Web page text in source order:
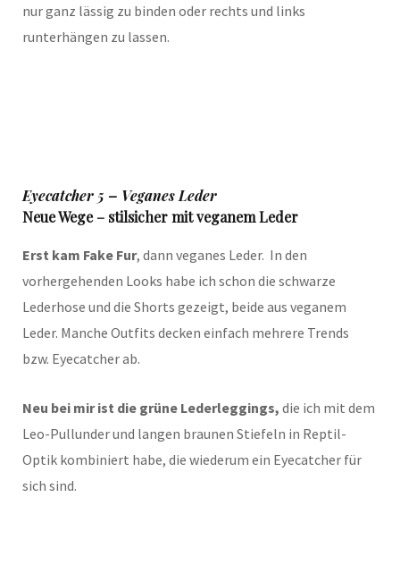
nur ganz lässig zu binden oder rechts und links
runterhängen zu lassen.
Eyecatcher 5 – Veganes Leder
Neue Wege – stilsicher mit veganem Leder
Erst kam Fake Fur, dann veganes Leder. In den
vorhergehenden Looks habe ich schon die schwarze
Lederhose und die Shorts gezeigt, beide aus veganem
Leder. Manche Outfits decken einfach mehrere Trends
bzw. Eyecatcher ab.
Neu bei mir ist die grüne Lederleggings, die ich mit dem
Leo-Pullunder und langen braunen Stiefeln in Reptil-
Optik kombiniert habe, die wiederum ein Eyecatcher für
sich sind.